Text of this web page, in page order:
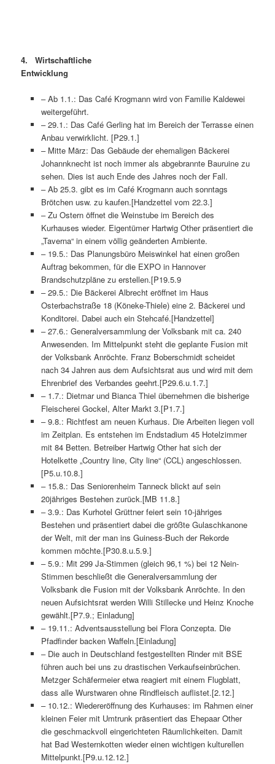
4. Wirtschaftliche
Entwicklung
– Ab 1.1.: Das Café Krogmann wird von Familie Kaldewei
weitergeführt.
– 29.1.: Das Café Gerling hat im Bereich der Terrasse einen
Anbau verwirklicht. [P29.1.]
– Mitte März: Das Gebäude der ehemaligen Bäckerei
Johannknecht ist noch immer als abgebrannte Bauruine zu
sehen. Dies ist auch Ende des Jahres noch der Fall.
– Ab 25.3. gibt es im Café Krogmann auch sonntags
Brötchen usw. zu kaufen.[Handzettel vom 22.3.]
– Zu Ostern öffnet die Weinstube im Bereich des
Kurhauses wieder. Eigentümer Hartwig Other präsentiert die
„Taverna“ in einem völlig geänderten Ambiente.
– 19.5.: Das Planungsbüro Meiswinkel hat einen großen
Auftrag bekommen, für die EXPO in Hannover
Brandschutzpläne zu erstellen.[P19.5.9
– 29.5.: Die Bäckerei Albrecht eröffnet im Haus
Osterbachstraße 18 (Köneke-Thiele) eine 2. Bäckerei und
Konditorei. Dabei auch ein Stehcafé.[Handzettel]
– 27.6.: Generalversammlung der Volksbank mit ca. 240
Anwesenden. Im Mittelpunkt steht die geplante Fusion mit
der Volksbank Anröchte. Franz Boberschmidt scheidet
nach 34 Jahren aus dem Aufsichtsrat aus und wird mit dem
Ehrenbrief des Verbandes geehrt.[P29.6.u.1.7.]
– 1.7.: Dietmar und Bianca Thiel übernehmen die bisherige
Fleischerei Gockel, Alter Markt 3.[P1.7.]
– 9.8.: Richtfest am neuen Kurhaus. Die Arbeiten liegen voll
im Zeitplan. Es entstehen im Endstadium 45 Hotelzimmer
mit 84 Betten. Betreiber Hartwig Other hat sich der
Hotelkette „Country line, City line“ (CCL) angeschlossen.
[P5.u.10.8.]
– 15.8.: Das Seniorenheim Tanneck blickt auf sein
20jähriges Bestehen zurück.[MB 11.8.]
– 3.9.: Das Kurhotel Grüttner feiert sein 10-jähriges
Bestehen und präsentiert dabei die größte Gulaschkanone
der Welt, mit der man ins Guiness-Buch der Rekorde
kommen möchte.[P30.8.u.5.9.]
– 5.9.: Mit 299 Ja-Stimmen (gleich 96,1 %) bei 12 Nein-
Stimmen beschließt die Generalversammlung der
Volksbank die Fusion mit der Volksbank Anröchte. In den
neuen Aufsichtsrat werden Willi Stillecke und Heinz Knoche
gewählt.[P7.9.; Einladung]
– 19.11.: Adventsausstellung bei Flora Conzepta. Die
Pfadfinder backen Waffeln.[Einladung]
– Die auch in Deutschland festgestellten Rinder mit BSE
führen auch bei uns zu drastischen Verkaufseinbrüchen.
Metzger Schäfermeier etwa reagiert mit einem Flugblatt,
dass alle Wurstwaren ohne Rindfleisch auflistet.[2.12.]
– 10.12.: Wiedereröffnung des Kurhauses: im Rahmen einer
kleinen Feier mit Umtrunk präsentiert das Ehepaar Other
die geschmackvoll eingerichteten Räumlichkeiten. Damit
hat Bad Westernkotten wieder einen wichtigen kulturellen
Mittelpunkt.[P9.u.12.12.]